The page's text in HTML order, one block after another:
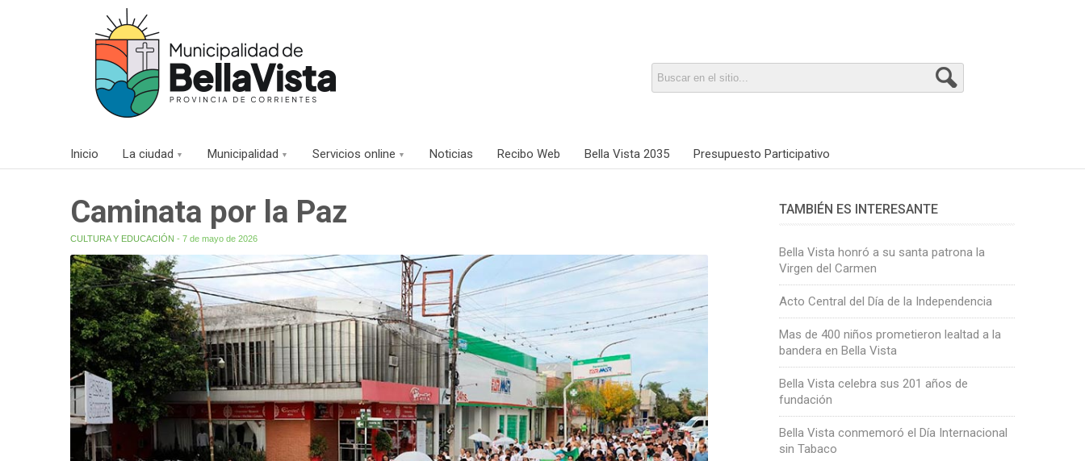
Inicio La ciudad Municipalidad Servicios online Noticias Recibo Web Bella Vista 2035 Presupuesto Participativo
Caminata por la Paz
CULTURA Y EDUCACIÓN - 7 de mayo de 2026
TAMBIÉN ES INTERESANTE
Bella Vista honró a su santa patrona la
Virgen del Carmen
Acto Central del Día de la Independencia
Mas de 400 niños prometieron lealtad a la
bandera en Bella Vista
Bella Vista celebra sus 201 años de
fundación
Bella Vista conmemoró el Día Internacional
sin Tabaco